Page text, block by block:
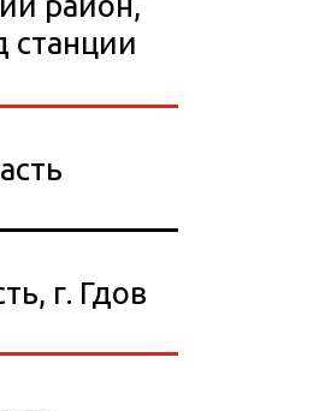
станции
г. Гдов